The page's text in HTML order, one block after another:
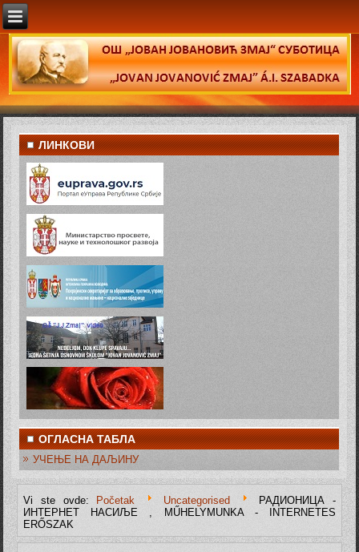
ЛИНКОВИ
ОГЛАСНА ТАБЛА
УЧЕЊЕ НА ДАЉИНУ
Vi ste ovde: Početak Uncategorised
РАДИОНИЦА -
ИНТЕРНЕТ НАСИЉЕ , MŰHELYMUNKA - INTERNETES
ERŐSZAK